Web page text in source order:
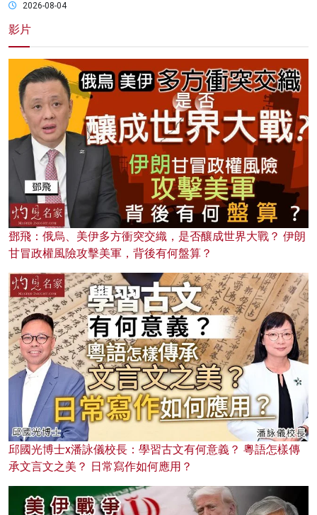
2026-08-04
影片
鄧飛：俄烏、美伊多方衝突交織，是否釀成世界大戰？ 伊朗
甘冒政權風險攻擊美軍，背後有何盤算？
邱國光博士x潘詠儀校長：學習古文有何意義？ 粵語怎樣傳
承文言文之美？ 日常寫作如何應用？